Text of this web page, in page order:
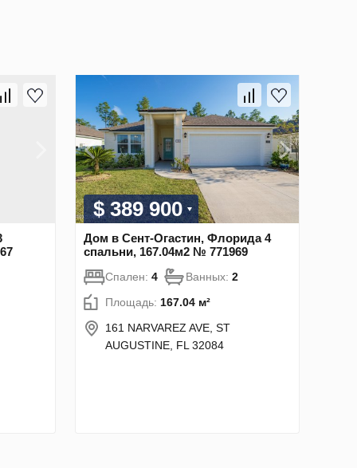
$ 389 900
Дом в Сент-Огастин, Флорида 4
спальни, 167.04м2 № 771969
Спален: 4 Ванных: 2
Площадь: 167.04 м²
161 NARVAREZ AVE, ST
AUGUSTINE, FL 32084